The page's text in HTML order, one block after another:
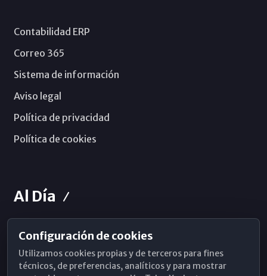
Contabilidad ERP
Correo 365
Sistema de información
Aviso legal
Política de privacidad
Política de cookies
Al Día
Horarios de Misa
Hemeroteca
Configuración de cookies
Utilizamos cookies propias y de terceros para fines
técnicos, de preferencias, analíticos y para mostrar